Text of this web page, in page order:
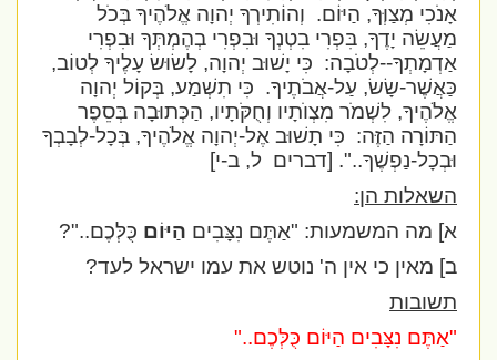
אָנֹכִי מְצַוְּךָ, הַיּוֹם. וְהוֹתִירְךָ יְהוָה אֱלֹהֶיךָ בְּכֹל
מַעֲשֵׂה יָדֶךָ, בִּפְרִי בִטְנְךָ וּבִפְרִי בְהֶמְתְּךָ וּבִפְרִי
אַדְמָתְךָ--לְטֹבָה: כִּי יָשׁוּב יְהוָה, לָשׂוּשׂ עָלֶיךָ לְטוֹב,
כַּאֲשֶׁר-שָׂשׂ, עַל-אֲבֹתֶיךָ. כִּי תִשְׁמַע, בְּקוֹל יְהוָה
אֱלֹהֶיךָ, לִשְׁמֹר מִצְוֺתָיו וְחֻקֹּתָיו, הַכְּתוּבָה בְּסֵפֶר
הַתּוֹרָה הַזֶּה: כִּי תָשׁוּב אֶל-יְהוָה אֱלֹהֶיךָ, בְּכָל-לְבָבְךָ
וּבְכָל-נַפְשֶׁךָ..".[דברים ל, ב-י]
השאלות הן:
א] מה המשמעות:"אַתֶּם נִצָּבִיםהַיּוֹםכֻּלְּכֶם.."?
ב] מאין כי אין ה' נוטש את עמו ישראל לעד?
תשובות
"אַתֶּם נִצָּבִים הַיּוֹם כֻּלְּכֶם.."